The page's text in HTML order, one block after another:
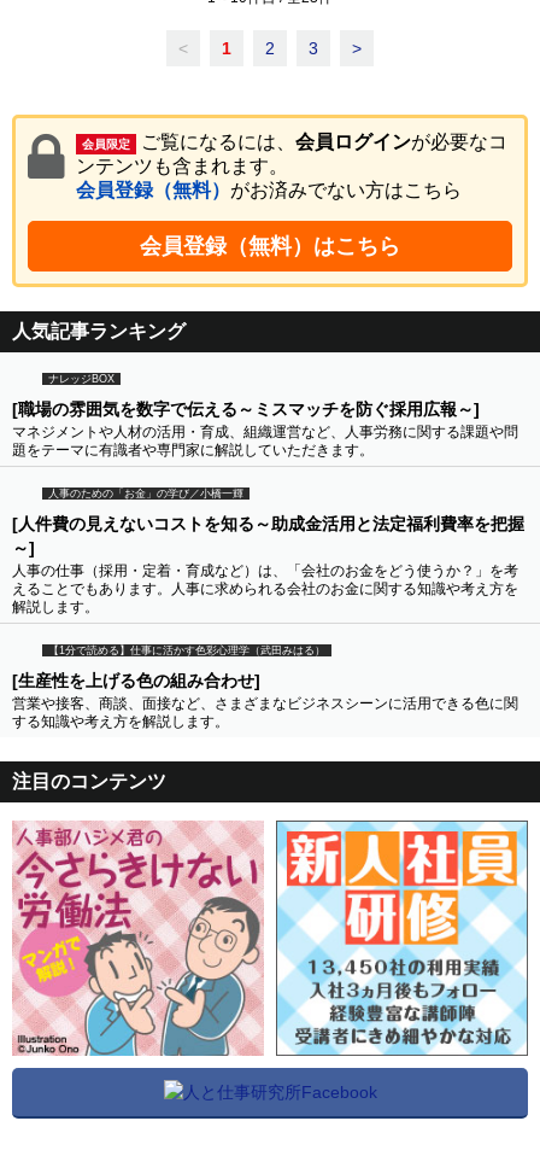
< 1 2 3 >
会員限定 ご覧になるには、 会員ログインが必要なコ
ンテンツも含まれます。
会員登録（無料） がお済みでない方はこちら
会員登録（無料）はこちら
人気記事ランキング
ナレッジBOX
[職場の雰囲気を数字で伝える～ミスマッチを防ぐ採用広報～]
マネジメントや人材の活用・育成、組織運営など、人事労務に関する課題や問
題をテーマに有識者や専門家に解説していただきます。
人事のための「お金」の学び／小橋一輝
[人件費の見えないコストを知る～助成金活用と法定福利費率を把握
～]
人事の仕事（採用・定着・育成など）は、「会社のお金をどう使うか？」を考
えることでもあります。人事に求められる会社のお金に関する知識や考え方を
解説します。
【1分で読める】仕事に活かす色彩心理学（武田みはる）
[生産性を上げる色の組み合わせ]
営業や接客、商談、面接など、さまざまなビジネスシーンに活用できる色に関
する知識や考え方を解説します。
注目のコンテンツ